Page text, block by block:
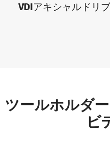
VDIアキシャルドリ
ツールホルダ
ビ